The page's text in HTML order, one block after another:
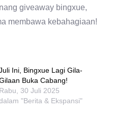
giveaway bingxue,
membawa kebahagiaan!
Ini, Bingxue Lagi Gila-
Buka Cabang!
Rabu, 30 Juli 2025
"Berita & Ekspansi"